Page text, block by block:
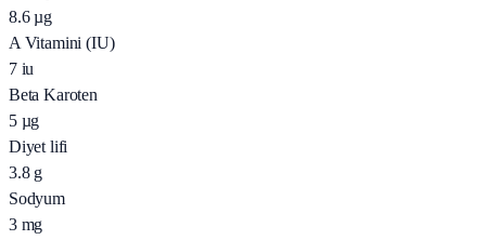
8.6 µg
A Vitamini (IU)
7 iu
Beta Karoten
5 µg
Diyet lifi
3.8 g
Sodyum
3 mg